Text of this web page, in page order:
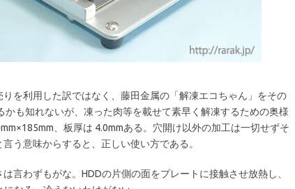
を利用した訳ではなく、藤田金属の「解凍エコちゃん」をその
かも知れないが、凍った肉等を載せて素早く解凍するための奥様
、板厚は 4.0mmある。穴開け以外の加工は一切せずそ
う意味からすると、正しい使い方である。
言わずもがな。HDDの片側の面をプレートに接触させ放熱し、